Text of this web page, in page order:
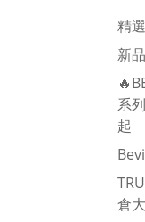
精
新
系
起
倉